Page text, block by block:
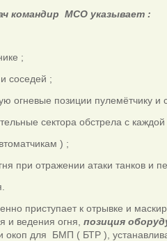
командир МСО указывает :
;
;
позиции пулемётчику и
сектора обстрела с
) ;
отражении атаки танков и
приступает к отрывке и
и ведения огня, позиция
окоп для БМП ( БТР ),